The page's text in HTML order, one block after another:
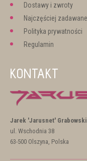
Dostawy i zwroty
Najczęściej
Polityka prywatności
Regulamin
KONTAKT
Jarek 'Jarusnet' Grabowski
ul. Wschodnia 38
63-500 Olszyna, Polska